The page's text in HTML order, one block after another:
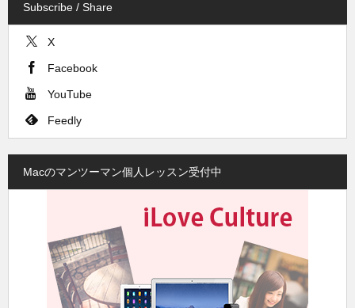
Subscribe / Share
X
Facebook
YouTube
Feedly
Macのマンツーマン個人レッスン受付中